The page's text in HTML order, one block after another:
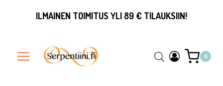
ILMAINEN TOIMITUS YLI 89 € TILAUKSIIN!
0